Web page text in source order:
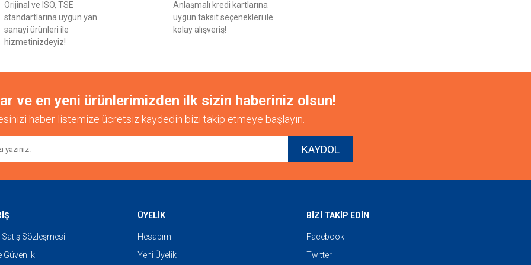
Gönder
Orijinal ve ISO, TSE
standartlarına uygun yan
sanayi ürünleri ile
hizmetinizdeyiz!
Anlaşmalı kredi kartlarına
uygun taksit seçenekleri ile
kolay alışveriş!
ve en yeni ürünlerimizden ilk sizin haberiniz olsun!
haber listemize ücretsiz kaydedin bizi takip etmeye başlayın.
KAYDOL
Sözleşmesi
Güvenlik
ÜYELİK
Hesabım
Yeni Üyelik
BİZİ TAKİP EDİN
Facebook
Twitter